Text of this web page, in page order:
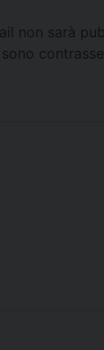
non sarà